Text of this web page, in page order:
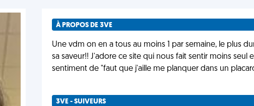
À PROPOS DE 3VE
Une vdm on en a tous au moins 1 par semaine, le plus
sa saveur!! J'adore ce site qui nous fait sentir moins
sentiment de "faut que j'aille me planquer dans un
3VE - SUIVEURS